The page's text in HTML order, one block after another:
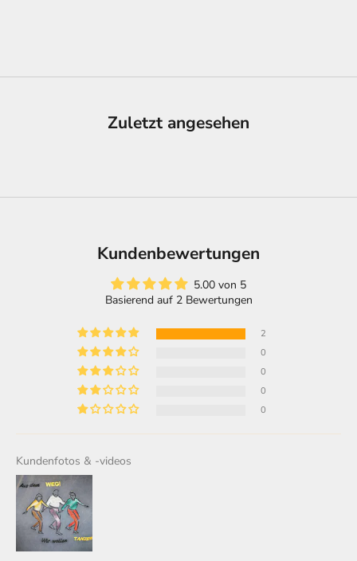
Zuletzt angesehen
Kundenbewertungen
5.00 von 5
Basierend auf 2 Bewertungen
2
0
0
0
0
Kundenfotos & -videos